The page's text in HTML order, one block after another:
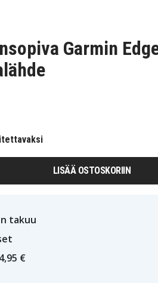
Garmin
LISÄÄ OSTOSKORIIN
takuu
€